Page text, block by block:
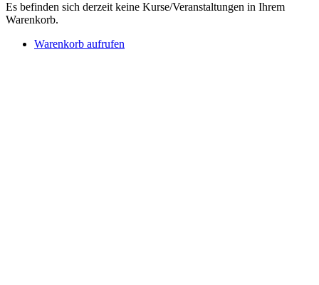
Es befinden sich derzeit keine Kurse/Veranstaltungen in Ihrem
Warenkorb.
Warenkorb aufrufen